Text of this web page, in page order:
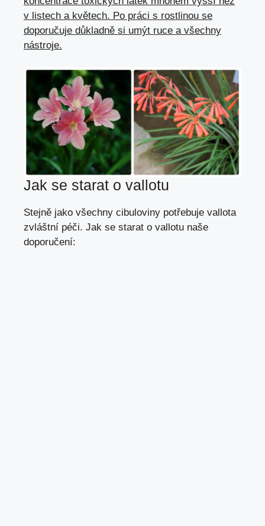
v listech a květech. Po práci s rostlinou se
doporučuje důkladně si umýt ruce a všechny
nástroje.
Jak se starat o vallotu
Stejně jako všechny cibuloviny potřebuje vallota
zvláštní péči. Jak se starat o vallotu naše
doporučení: